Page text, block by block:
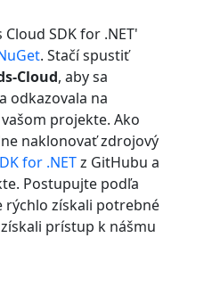
SDK for .NET'
. Stačí spustiť
Cloud, aby sa
odkazovala na
projekte. Ako
naklonovať zdrojový
for .NETz GitHubu a
Postupujte podľa
rýchlo získali potrebné
prístup k nášmu